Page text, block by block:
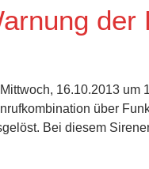
der
16.10.2013 um
über
Bei diesem